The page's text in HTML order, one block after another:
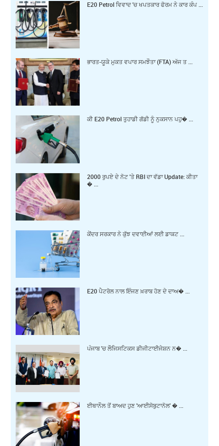
E20 Petrol ਵਿਵਾਦ 'ਚ ਖਪਤਕਾਰ ਫੋਰਮ ਨੇ ਕਾਰ ਕੰਪ ...
ਭਾਰਤ-ਯੂਕੇ ਮੁਕਤ ਵਪਾਰ ਸਮਝੌਤਾ (FTA) ਅੱਜ ਤ ...
ਕੀ E20 Petrol ਤੁਹਾਡੀ ਗੱਡੀ ਨੂੰ ਨੁਕਸਾਨ ਪਹੁ� ...
2000 ਰੁਪਏ ਦੇ ਨੋਟ 'ਤੇ RBI ਦਾ ਵੱਡਾ Update: ਕੀਤਾ
� ...
ਕੇਂਦਰ ਸਰਕਾਰ ਨੇ ਕੁੱਝ ਦਵਾਈਆਂ ਲਈ ਡਾਕਟ ...
E20 ਪੈਟਰੋਲ ਨਾਲ ਇੰਜਣ ਖ਼ਰਾਬ ਹੋਣ ਦੇ ਦਾਅ� ...
ਪੰਜਾਬ 'ਚ ਲੌਜਿਸਟਿਕਸ ਡੀਜੀਟਾਈਜੇਸ਼ਨ ਨ� ...
ਈਥਾਨੌਲ ਤੋਂ ਬਾਅਦ ਹੁਣ 'ਆਈਸੋਬੁਟਾਨੋਲ' � ...